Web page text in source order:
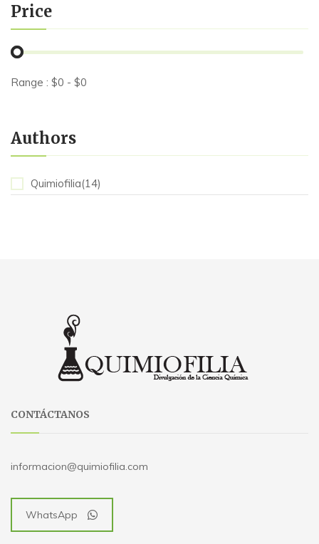
Price
Range : $0 - $0
Authors
Quimiofilia(14)
CONTÁCTANOS
informacion@quimiofilia.com
WhatsApp